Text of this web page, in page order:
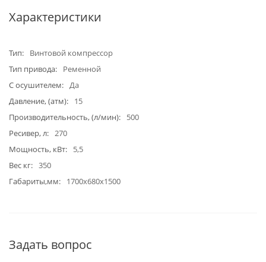
Характеристики
Тип
Винтовой компрессор
Тип привода
Ременной
С осушителем
Да
Давление, (атм)
15
Производительность, (л/мин)
500
Ресивер, л
270
Мощность, кВт
5,5
Вес кг
350
Габариты,мм
1700х680х1500
Задать вопрос